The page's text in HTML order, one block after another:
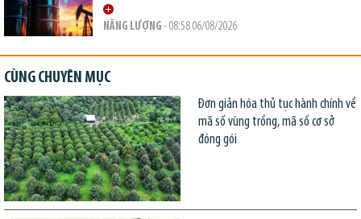
NĂNG LƯỢNG - 08:58 06/08/2026
CÙNG CHUYÊN MỤC
Đơn giản hóa thủ tục hành chính về
mã số vùng trồng, mã số cơ sở
đóng gói